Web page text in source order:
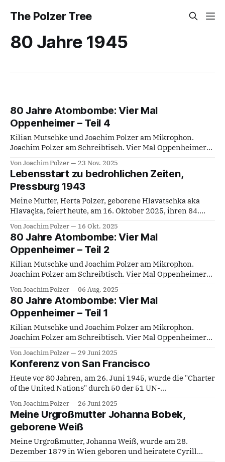
The Polzer Tree
80 Jahre 1945
80 Jahre Atombombe: Vier Mal
Oppenheimer – Teil 4
Kilian Mutschke und Joachim Polzer am Mikrophon.
Joachim Polzer am Schreibtisch. Vier Mal Oppenheimer
HR, BRD 1964) Regie: Gerhard Klingenberg
Hauptdarsteller: Charles Regnier, Friedrich Joloff,
Siegfried Wischenwski, Konrad Georg, Kaspar
Brüninghaus, Herbert S. Marks, Alexander Kerst; nach
dem Theaterstück von Heiner
Von Joachim Polzer 23 Nov. 2025
Lebensstart zu bedrohlichen Zeiten,
Pressburg 1943
Meine Mutter, Herta Polzer, geborene Hlavatschka aka
Hlavaçka, feiert heute, am 16. Oktober 2025, ihren 84.
dieser Stelle aus. Aus ihrer frühen Lebenszeit haben sich
nach der Flucht aus Pressburg (aka Bratislava, Slowakien)
im Jahr 1945 nur drei Fotoaufnahmen im Familienarchiv
überliefert. Bedrohlich
Von Joachim Polzer 16 Okt. 2025
80 Jahre Atombombe: Vier Mal
Oppenheimer – Teil 2
Kilian Mutschke und Joachim Polzer am Mikrophon.
Joachim Polzer am Schreibtisch. Vier Mal Oppenheimer
Regie: Roland Joffé Hauptdarsteller: Paul Newman,
Dwight Schultz, John Cusack, Laura Dern Zum 6. August
1945. Nachfolgend der zweite Teil des Transkipts der
Episode 41 vom
Von Joachim Polzer 06 Aug. 2025
80 Jahre Atombombe: Vier Mal
Oppenheimer – Teil 1
Kilian Mutschke und Joachim Polzer am Mikrophon.
Joachim Polzer am Schreibtisch. Vier Mal Oppenheimer
Jahren war das Radio des öffentlich-rechtlichen
Rundfunks immer noch auch eine Quelle dafür,
interessante Menschen und ihre Reflexionswelten oder
ihre biographischen Erfahrungen und jene
Von Joachim Polzer 29 Juni 2025
Konferenz von San Francisco
Heute vor 80 Jahren, am 26. Juni 1945, wurde die "Charter
of the United Nations" durch 50 der 51 UN-
Francisco unterzeichnet. Die "UN-Charta" dient als
Verfassung für die Organisation der Vereinten Nationen.
Sie trat am 24. Oktober 1945,
Von Joachim Polzer 26 Juni 2025
Meine Urgroßmutter Johanna Bobek,
geborene Weiß
Meine Urgroßmutter, Johanna Weiß, wurde am 28.
Dezember 1879 in Wien geboren und heiratete Cyrill